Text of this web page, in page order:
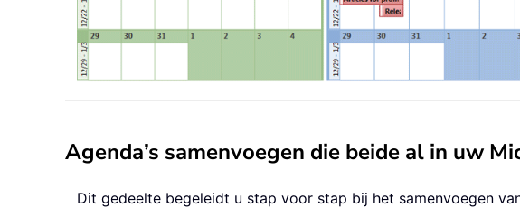
Agenda’s samenvoegen die beide al in uw
Dit gedeelte begeleidt u stap voor stap bij het samenvoegen